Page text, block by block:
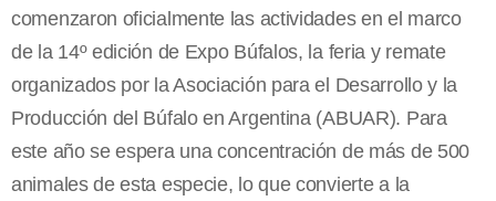
comenzaron oficialmente las actividades en el marco
de la 14º edición de Expo Búfalos, la feria y remate
organizados por la Asociación para el Desarrollo y la
Producción del Búfalo en Argentina (ABUAR). Para
este año se espera una concentración de más de 500
animales de esta especie, lo que convierte a la